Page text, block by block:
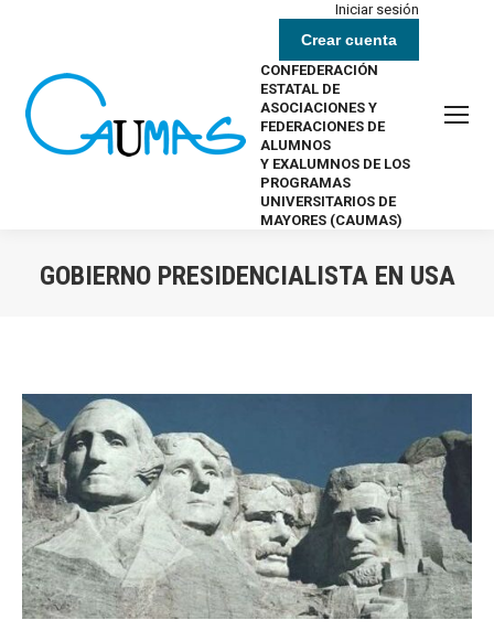
Iniciar sesión
Crear cuenta
CONFEDERACIÓN
ESTATAL DE
ASOCIACIONES Y
FEDERACIONES DE
ALUMNOS
Y EXALUMNOS DE LOS
PROGRAMAS
UNIVERSITARIOS DE
MAYORES (CAUMAS)
GOBIERNO PRESIDENCIALISTA EN USA